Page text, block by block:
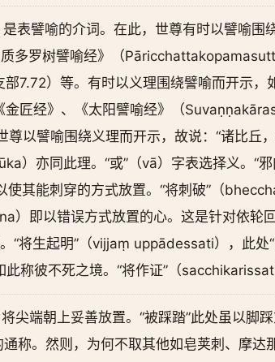
表譬喻的介词。在此，世尊有时以譬喻围
多罗树譬喻经》（
7.72）等。有时以义理围绕譬喻而开示，
匠经》、《太阳譬喻经》（
以譬喻围绕义理而开示，故说：“诸比丘
）亦同此理。“或”（vā）字表选择义。“
其能刺穿的方式放置。“将刺破”（
）即以错误方式放置的心。这是针对依轮
“将生起明”（vijjaṃ uppādessati），此处
称彼不死之境。“将作证”（
尖端朝上妥善放置。“被踩踏”此处虽以脚
称。然则，为何不取其他如皂荚刺、摩达